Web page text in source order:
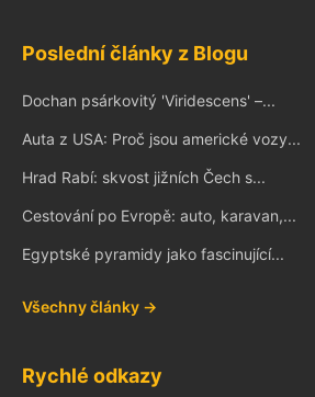
Poslední články z Blogu
Dochan psárkovitý 'Viridescens' –...
Auta z USA: Proč jsou americké vozy...
Hrad Rabí: skvost jižních Čech s...
Cestování po Evropě: auto, karavan,...
Egyptské pyramidy jako fascinující...
Všechny články →
Rychlé odkazy